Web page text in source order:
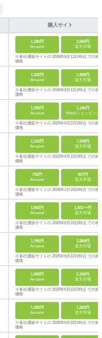
購入サイト
1,180円
Amazon
2,660円
楽天市場
※各社通販サイトの 2026年6月12日時点 での税
価格
1,320円
Amazon
1,900円
楽天市場
※各社通販サイトの 2026年6月12日時点 での税
価格
1,380円
Amazon
1,186円
Yahoo!ショッピング
※各社通販サイトの 2025年6月22日時点 での税
価格
1,100円
Amazon
1,598円
楽天市場
※各社通販サイトの 2025年6月22日時点 での税
価格
750円
Amazon
827円
楽天市場
※各社通販サイトの 2026年2月10日時点 での税
価格
1,950円
Amazon
1,501〜円
楽天市場
※各社通販サイトの 2025年6月22日時点 での税
価格
1,760円
Amazon
1,584円
楽天市場
※各社通販サイトの 2025年6月22日時点 での税
価格
1,999円
Amazon
2,299円
楽天市場
※各社通販サイトの 2025年6月22日時点 での税
価格
1,430円
Amazon
1,320円
楽天市場
※各社通販サイトの 2025年6月22日時点 での税
価格